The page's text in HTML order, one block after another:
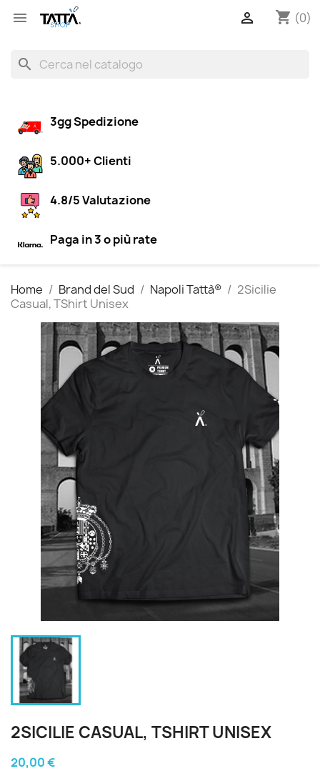
 shopping_cart (0)

search
3gg Spedizione
5.000+ Clienti
4.8/5 Valutazione
Paga in 3 o più rate
Home Brand del Sud Napoli Tattà®
2Sicilie
Casual, TShirt Unisex
2SICILIE CASUAL, TSHIRT UNISEX
20,00 €